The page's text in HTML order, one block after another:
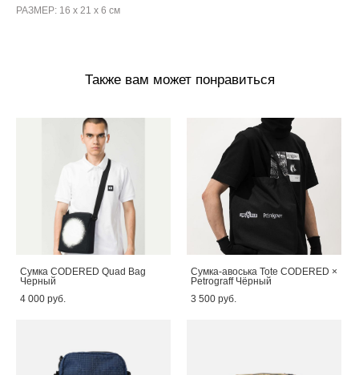
РАЗМЕР: 16 х 21 х 6 см
Также вам может понравиться
Сумка CODERED Quad Bag
Черный
4 000 pуб.
Сумка-авоська Tote CODERED ×
Petrograff Чёрный
3 500 pуб.